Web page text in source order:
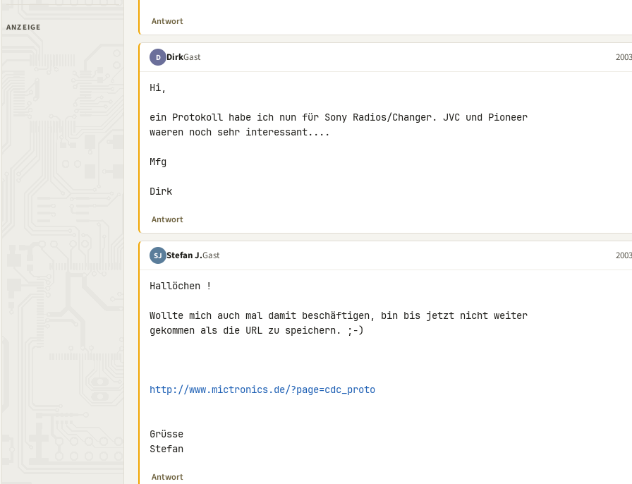
ANZEIGE Antwort
D DirkGast
Hi,
ein Protokoll habe ich nun für Sony Radios/Changer. JVC und Pioneer
waeren noch sehr interessant....
Mfg
Dirk
Antwort
SJ Stefan J.Gast
Hallöchen !
Wollte mich auch mal damit beschäftigen, bin bis jetzt nicht weiter
gekommen als die URL zu speichern. ;-)
http://www.mictronics.de/?page=cdc_proto
Grüsse
Stefan
Antwort